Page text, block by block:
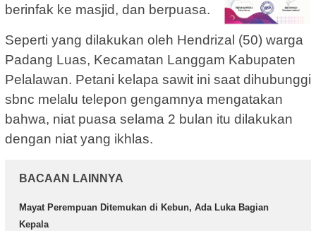
berinfak ke masjid, dan berpuasa.
Seperti yang dilakukan oleh Hendrizal (50) warga
Padang Luas, Kecamatan Langgam Kabupaten
Pelalawan. Petani kelapa sawit ini saat dihubunggi
sbnc melalu telepon gengamnya mengatakan
bahwa, niat puasa selama 2 bulan itu dilakukan
dengan niat yang ikhlas.
BACAAN LAINNYA
Mayat Perempuan Ditemukan di Kebun, Ada Luka Bagian
Kepala